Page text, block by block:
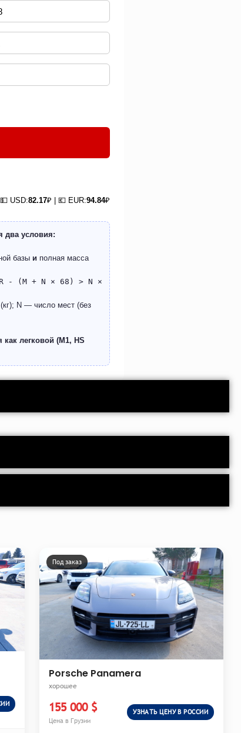
💵 USD:82.17₽ | 💶 EUR:94.84₽
два условия:
базы и полная масса
R - (M + N × 68) > N ×
N — число мест (без
легковой (M1, HS
Под заказ
Porsche Panamera
хорошее
155 000 $
Цена в Грузии
УЗНАТЬ ЦЕНУ В РОССИИ